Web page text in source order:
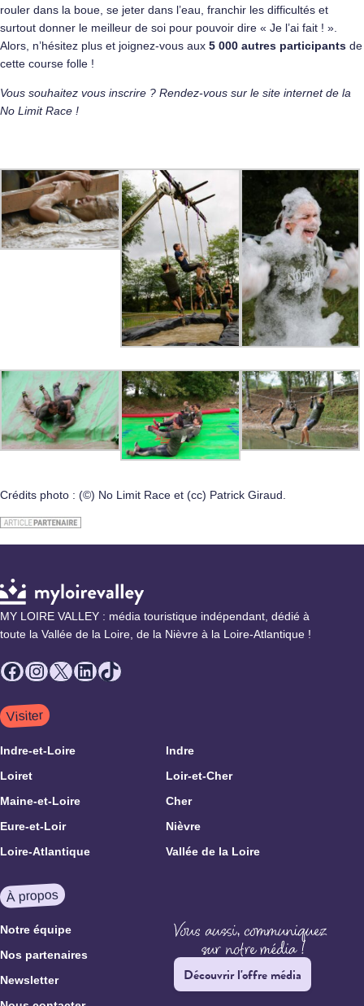
rouler dans la boue, se jeter dans l’eau, franchir les difficultés et
surtout donner le meilleur de soi pour pouvoir dire « Je l’ai fait ! ».
Alors, n’hésitez plus et joignez-vous aux 5 000 autres participants de
cette course folle !
Vous souhaitez vous inscrire ? Rendez-vous sur le site internet de la
No Limit Race !
Crédits photo : (©) No Limit Race et (cc) Patrick Giraud.
MY LOIRE VALLEY : média touristique indépendant, dédié à
toute la Vallée de la Loire, de la Nièvre à la Loire-Atlantique !
Facebook
Instagram
X LinkedIn
TikTok
Visiter
Indre-et-Loire
Indre
Loiret
Loir-et-Cher
Maine-et-Loire
Cher
Eure-et-Loir
Nièvre
Loire-Atlantique
Vallée de la Loire
À propos
Notre équipe
Nos partenaires
Newsletter
Découvrir l'offre média